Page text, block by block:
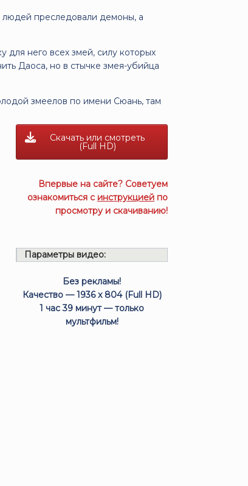
людей преследовали демоны, а
него всех змей, силу которых
Даоса, но в стычке змея-убийца
змеелов по имени Сюань, там
Скачать или смотреть
(Full HD)
Впервые на сайте? Советуем
ознакомиться с инструкцией по
просмотру и скачиванию!
Параметры видео:
Без рекламы!
Качество — 1936 x 804 (Full HD)
1 час 39 минут — только
мультфильм!